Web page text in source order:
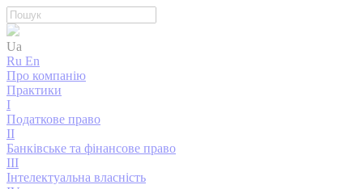
Ua
Ru En
Про компанію
Практики
I
Податкове право
II
Банківське та фінансове право
III
Інтелектуальна власність